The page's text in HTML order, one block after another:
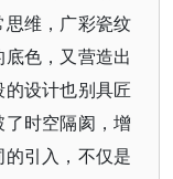
维，广彩瓷纹
色，又营造出
设计也别具匠
时空隔阂，增
引入，不仅是